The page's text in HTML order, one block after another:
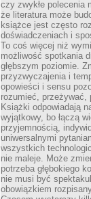
czy zwykłe polecenia
że literatura może
książce jest często
doświadczeniach i
To coś więcej niż
możliwość spotkania
głębszym poziomie.
przyzwyczajenia i
opowieści i sensu
rozumieć, przeżywać,
Książki odpowiadają
wyjątkowy, bo łączą
przyjemnością,
uniwersalnymi
wszystkich
nie maleje. Może
potrzeba głębokiego
nie musi być
obowiązkiem